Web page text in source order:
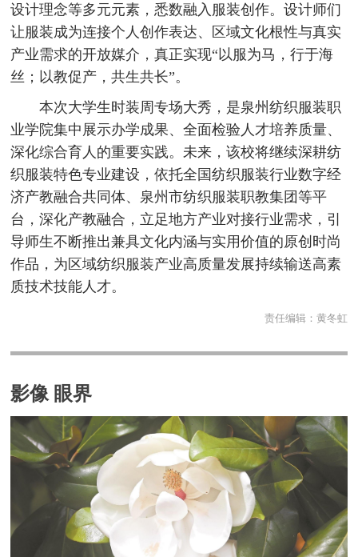
设计理念等多元元素，悉数融入服装创作。设计师们
让服装成为连接个人创作表达、区域文化根性与真实
产业需求的开放媒介，真正实现“以服为马，行于海
丝；以教促产，共生共长”。
本次大学生时装周专场大秀，是泉州纺织服装职
业学院集中展示办学成果、全面检验人才培养质量、
深化综合育人的重要实践。未来，该校将继续深耕纺
织服装特色专业建设，依托全国纺织服装行业数字经
济产教融合共同体、泉州市纺织服装职教集团等平
台，深化产教融合，立足地方产业对接行业需求，引
导师生不断推出兼具文化内涵与实用价值的原创时尚
作品，为区域纺织服装产业高质量发展持续输送高素
质技术技能人才。
责任编辑： 黄冬虹
影像 眼界